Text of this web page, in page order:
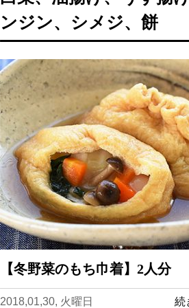
ンジン、シメジ、餅
【冬野菜のもち巾着】2人分
2018,01,30, 火曜日 続